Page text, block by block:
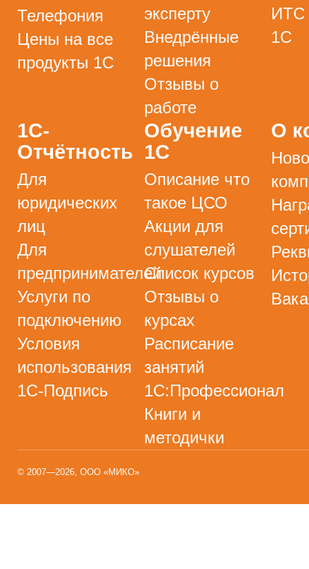
Телефония
Цены на все
продукты 1С
эксперту
Внедрённые
решения
Отзывы о
работе
ИТС
1С
1С-
Отчётность
Для
юридических
лиц
Для
предпринимателей
Услуги по
подключению
Условия
использования
1С-Подпись
Обучение
1С
Описание что
такое ЦСО
Акции для
слушателей
Список курсов
Отзывы о
курсах
Расписание
занятий
1С:Профессионал
Книги и
методички
О
© 2007—2026, ООО «МИКО»